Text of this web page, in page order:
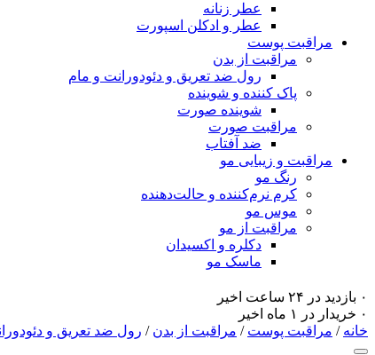
عطر زنانه
عطر و ادکلن اسپورت
مراقبت پوست
مراقبت از بدن
رول ضد تعریق و دئودورانت و مام
پاک کننده و شوینده
شوینده صورت
مراقبت صورت
ضد آفتاب
مراقبت و زیبایی مو
رنگ مو
کرم نرم‌کننده و حالت‌دهنده
موس مو
مراقبت از مو
دکلره و اکسیدان
ماسک مو
۰ بازدید در ۲۴ ساعت اخیر
۰ خریدار در ۱ ماه اخیر
خانه / مراقبت پوست / مراقبت از بدن / رول ضد تعریق و